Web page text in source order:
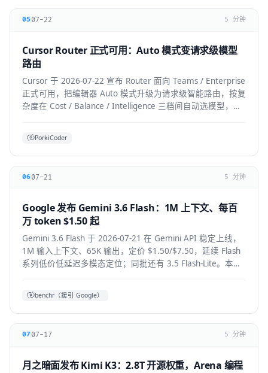
05 07-22 5 分钟
Cursor Router 正式可用：Auto 模式变请求级模型
路由
Cursor 于 2026-07-22 宣布 Router 面向 Teams / Enterprise
正式可用，把编辑器 Auto 模式升级为请求级智能路由，按复
杂度在 Cost / Balance / Intelligence 三档间自动选模型，降
PorkiCoder
0607-21 5 分钟
Google 发布 Gemini 3.6 Flash：1M 上下文、每百
万 token $1.50 起
Gemini 3.6 Flash 于 2026-07-21 在 Gemini API 稳定上线，
1M 输入上下文、65K 输出，定价 $1.50/$7.50，延续 Flash
系列低价低延迟多模态定位；同批还有 3.5 Flash-Lite。本文
benchr（援引 Google）
07 07-17 5 分钟
月之暗面发布 Kimi K3：2.8T 开源权重，Arena 编程